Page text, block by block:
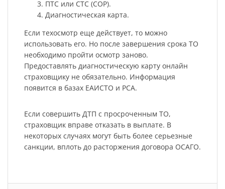
ПТС или СТС (СОР).
Диагностическая карта.
Если техосмотр еще действует, то можно
использовать его. Но после завершения срока ТО
необходимо пройти осмотр заново.
Предоставлять диагностическую карту онлайн
страховщику не обязательно. Информация
появится в базах ЕАИСТО и РСА.
Если совершить ДТП с просроченным ТО,
страховщик вправе отказать в выплате. В
некоторых случаях могут быть более серьезные
санкции, вплоть до расторжения договора ОСАГО.